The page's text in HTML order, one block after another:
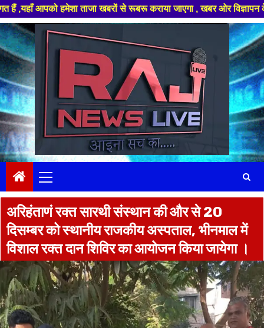
हमेशा ताजा खबरों से रूबरू कराया जाएगा , खबर ओर विज्ञापन के लिए
Skip
to
content
Menu
अरिहंताणं रक्त सारथी संस्थान की और से 20
दिसम्बर को स्थानीय राजकीय अस्पताल, भीनमाल में
विशाल रक्त दान शिविर का आयोजन किया जायेगा ।